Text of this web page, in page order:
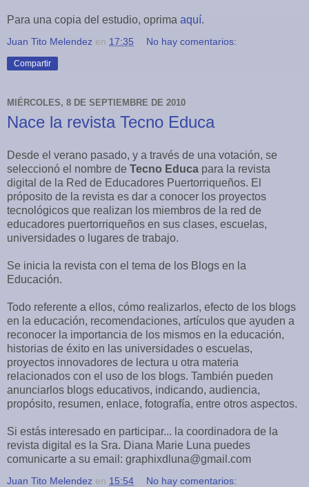
Para una copia del estudio, oprima aquí.
Juan Tito Melendez en 17:35 No hay comentarios:
Compartir
MIÉRCOLES, 8 DE SEPTIEMBRE DE 2010
Nace la revista Tecno Educa
Desde el verano pasado, y a través de una votación, se
seleccionó el nombre de Tecno Educa para la revista
digital de la Red de Educadores Puertorriqueños. El
próposito de la revista es dar a conocer los proyectos
tecnológicos que realizan los miembros de la red de
educadores puertorriqueños en sus clases, escuelas,
universidades o lugares de trabajo.
Se inicia la revista con el tema de los Blogs en la
Educación.
Todo referente a ellos, cómo realizarlos, efecto de los blogs
en la educación, recomendaciones, artículos que ayuden a
reconocer la importancia de los mismos en la educación,
historias de éxito en las universidades o escuelas,
proyectos innovadores de lectura u otra materia
relacionados con el uso de los blogs. También pueden
anunciarlos blogs educativos, indicando, audiencia,
propósito, resumen, enlace, fotografía, entre otros aspectos.
Si estás interesado en participar... la coordinadora de la
revista digital es la Sra. Diana Marie Luna puedes
comunicarte a su email: graphixdluna@gmail.com
Juan Tito Melendez en 15:54 No hay comentarios: